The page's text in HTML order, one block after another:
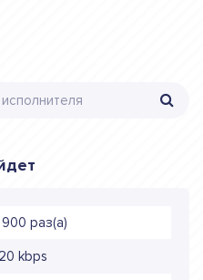
раз(а)
kbps